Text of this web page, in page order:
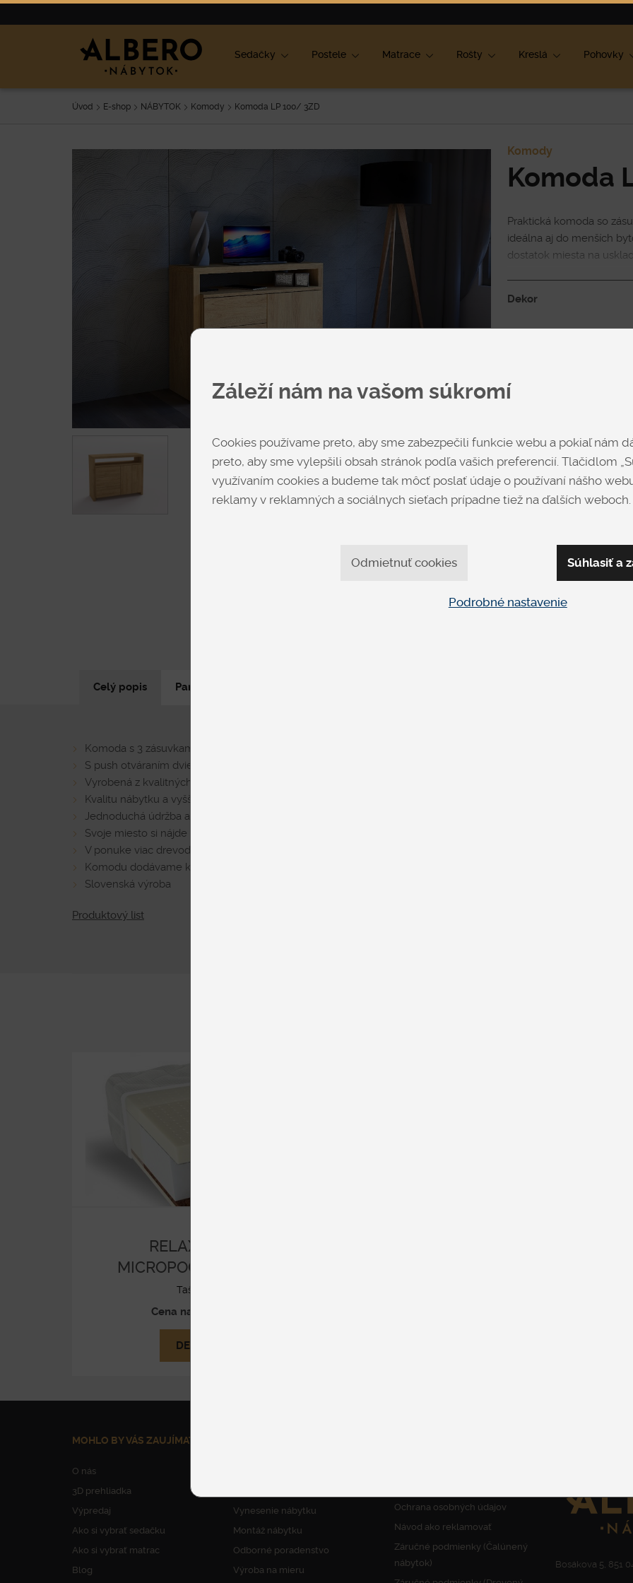
Sedačky Postele Matrace Rošty Kreslá Pohovky
Nábytok
Výpredaj
O nás
Blog
Ako vybrať nábytok
Úvod E-shop NÁBYTOK Komody Komoda LP 100/ 3ZD
Komody
Komoda
Praktická komoda so
ideálna aj do menších
dostatok miesta na
Dekor
Cena
od € 597
Celý popis Parametre produktu
Komoda s 3 zásuvkami, dvierkami a otvorenou policou v hornej časti., v šírke 100 cm
S push otváraním dvierok a zásuviek, bez úchytiek
Vyrobená z kvalitných DTD dosiek s vysokou záťažou, hrúbky 38 mm / 18 mm
Kvalitu nábytku a vyššiu odolnosť zvyšuje celoobvodové hranovanie ABS páskou
Jednoduchá údržba a veľmi dlhá životnosť
Svoje miesto si nájde v predsieni, spálni , v obývačke alebo v hosťovskej či študentskej izbe
V ponuke viac drevodekorov a farieb
Komodu dodávame kompletne zmontovanú
Slovenská výroba
Produktový list
RELAX SUPER
MICROPOCKET 7FYZIO
Taštičkové
Cena na vyžiadanie
DETAIL
MOHLO BY VÁS ZAUJÍMAŤ
O nás
3D prehliadka
Výpredaj
Ako si vybrať sedačku
Ako si vybrať matrac
Blog
Vynesenie nábytku
Montáž nábytku
Odborné poradenstvo
Výroba na mieru
Ochrana osobných údajov
Návod ako reklamovať
Záručné podmienky (Čalúnený
nábytok)
Bosákova 5, 851
Záleží nám na vašom súkromí
Cookies používame preto, aby sme zabezpečili funkcie webu a pokiaľ nám
preto, aby sme vylepšili obsah stránok podľa vašich preferencií. Tlačidlom
využívaním cookies a budeme tak môcť poslať údaje o používaní nášho
reklamy v reklamných a sociálnych sieťach prípadne tiež na ďalších weboch.
Odmietnuť cookies Súhlasiť a
Podrobné nastavenie